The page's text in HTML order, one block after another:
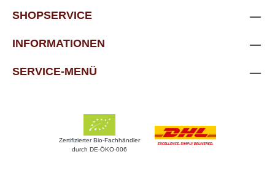
SHOPSERVICE
INFORMATIONEN
SERVICE-MENÜ
Zertifizierter Bio-Fachhändler
durch DE-ÖKO-006